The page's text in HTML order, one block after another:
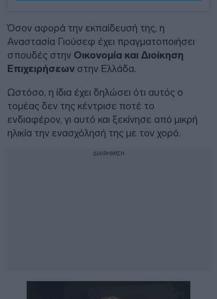
Όσον αφορά την εκπαίδευσή της, η
Αναστασία Γιούσεφ έχει πραγματοποιήσει
σπουδές στην Οικονομία και Διοίκηση
Επιχειρήσεων στην Ελλάδα.
Ωστόσο, η ίδια έχει δηλώσει ότι αυτός ο
τομέας δεν της κέντρισε ποτέ το
ενδιαφέρον, γι αυτό και ξεκίνησε από μικρή
ηλικία την ενασχόλησή της με τον χορό.
ΔΙΑΦΗΜΙΣΗ